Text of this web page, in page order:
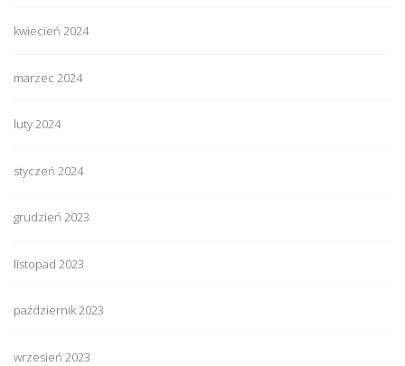
kwiecień 2024
marzec 2024
luty 2024
styczeń 2024
grudzień 2023
listopad 2023
październik 2023
wrzesień 2023